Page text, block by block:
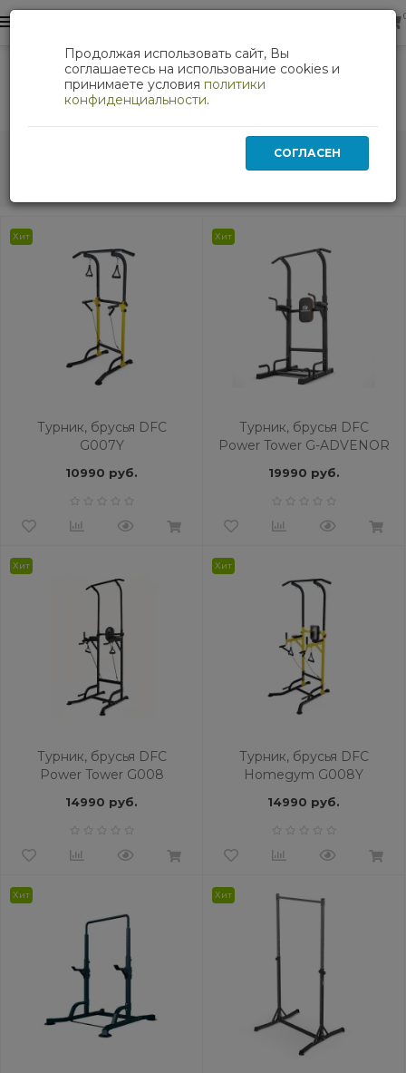
Силовые тренажеры Силовые рамы и турники
Силовые рамы и турники
Показать:
Хит
Турник, брусья DFC
G007Y
10990 руб.
Хит
Турник, брусья DFC
Power Tower G-ADVENOR
19990 руб.
Хит
Турник, брусья DFC
Power Tower G008
14990 руб.
Хит
Турник, брусья DFC
Homegym G008Y
14990 руб.
Хит Хит
Продолжая использовать сайт, Вы
соглашаетесь на использование cookies и
принимаете условия политики
конфиденциальности.
СОГЛАСЕН